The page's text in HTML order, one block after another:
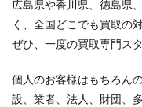
広島県や香川県、徳島県
く、全国どこでも買取の
ぜひ、一度の買取専門ス
個人のお客様はもちろん
設、業者、法人、財団、